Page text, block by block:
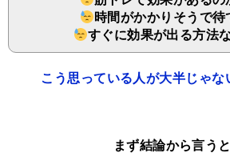
時間がかかりそうで
すぐに効果が出る方法
こう思っている人が大半じゃな
まず結論から言うと